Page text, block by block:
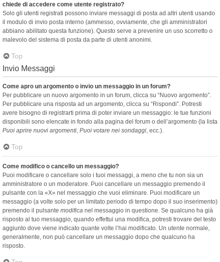
chiede di accedere come utente registrato?
Solo gli utenti registrati possono inviare messaggi di posta ad altri utenti usando
il modulo di invio posta interno (ammesso, ovviamente, che gli amministratori
abbiano abilitato questa funzione). Questo serve a prevenire un uso scorretto o
malevolo del sistema di posta da parte di utenti anonimi.
Top
Invio Messaggi
Come apro un argomento o invio un messaggio in un forum?
Per pubblicare un nuovo argomento in un forum, clicca su “Nuovo argomento”.
Per pubblicare una risposta ad un argomento, clicca su “Rispondi”. Potresti
avere bisogno di registrarti prima di poter inviare un messaggio: le tue funzioni
disponibili sono elencate in fondo alla pagina del forum o dell’argomento (la lista
Puoi aprire nuovi argomenti, Puoi votare nei sondaggi, ecc.).
Top
Come modifico o cancello un messaggio?
Puoi modificare o cancellare solo i tuoi messaggi, a meno che tu non sia un
amministratore o un moderatore. Puoi cancellare un messaggio premendo il
pulsante con la «X» nel messaggio che vuoi eliminare. Puoi modificare un
messaggio (a volte solo per un limitato periodo di tempo dopo il suo inserimento)
premendo il pulsante modifica nel messaggio in questione. Se qualcuno ha già
risposto al tuo messaggio, quando effettui una modifica, potresti trovare del testo
aggiunto dove viene indicato quante volte l’hai modificato. Un utente normale,
generalmente, non può cancellare un messaggio dopo che qualcuno ha
risposto.